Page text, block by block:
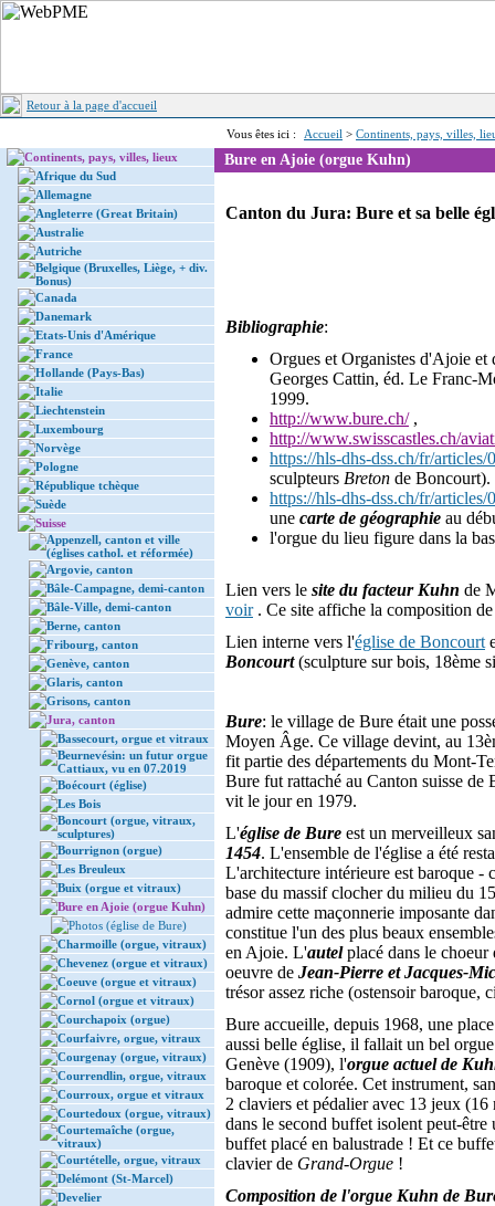
Retour à la page d'accueil
Vous êtes ici : Accueil > Continents, pays, villes,
Continents, pays, villes, lieux
Afrique du Sud
Allemagne
Angleterre (Great Britain)
Australie
Autriche
Belgique (Bruxelles, Liège, + div.
Bonus)
Canada
Danemark
Etats-Unis d'Amérique
France
Hollande (Pays-Bas)
Italie
Liechtenstein
Luxembourg
Norvège
Pologne
République tchèque
Suède
Suisse
Appenzell, canton et ville
(églises cathol. et réformée)
Argovie, canton
Bâle-Campagne, demi-canton
Bâle-Ville, demi-canton
Berne, canton
Fribourg, canton
Genève, canton
Glaris, canton
Grisons, canton
Jura, canton
Bassecourt, orgue et vitraux
Beurnevésin: un futur orgue
Cattiaux, vu en 07.2019
Boécourt (église)
Les Bois
Boncourt (orgue, vitraux,
sculptures)
Bourrignon (orgue)
Les Breuleux
Buix (orgue et vitraux)
Bure en Ajoie (orgue Kuhn)
Photos (église de Bure)
Charmoille (orgue, vitraux)
Chevenez (orgue et vitraux)
Coeuve (orgue et vitraux)
Cornol (orgue et vitraux)
Courchapoix (orgue)
Courfaivre, orgue, vitraux
Courgenay (orgue, vitraux)
Courrendlin, orgue, vitraux
Courroux, orgue et vitraux
Courtedoux (orgue, vitraux)
Courtemaîche (orgue,
vitraux)
Courtételle, orgue, vitraux
Delémont (St-Marcel)
Develier
Bure en Ajoie (orgue Kuhn)
Canton du Jura: Bure et sa belle
Bibliographie:
Orgues et Organistes d'Ajoie et
Georges Cattin, éd. Le Franc-
1999.
http://www.bure.ch/,
http://www.swisscastles.ch/
https://hls-dhs-dss.ch/fr/
sculpteurs Breton de Boncourt).
https://hls-dhs-dss.ch/fr/
une carte de géographie au
l'orgue du lieu figure dans la
Lien vers le site du facteur Kuhn de
voir. Ce site affiche la composition
Lien interne vers l'église de Boncourt
Boncourt(sculpture sur bois, 18ème
Bure: le village de Bure était une
Moyen Âge. Ce village devint, au
fit partie des départements du Mont-
Bure fut rattaché au Canton suisse
vit le jour en 1979.
L'église de Bure est un merveilleux
1454. L'ensemble de l'église a été
L'architecture intérieure est baroque -
base du massif clocher du milieu du
admire cette maçonnerie imposante
constitue l'un des plus beaux
en Ajoie. L'autelplacé dans le choeur
oeuvre de Jean-Pierre et Jacques-
trésor assez riche (ostensoir baroque,
Bure accueille, depuis 1968, une
aussi belle église, il fallait un bel
Genève (1909), l'orgue actuel de
baroque et colorée. Cet instrument,
2 claviers et pédalier avec 13 jeux
dans le second buffet isolent peut-
buffet placé en balustrade ! Et ce
clavier de Grand-Orgue !
Composition de l'orgue Kuhn de